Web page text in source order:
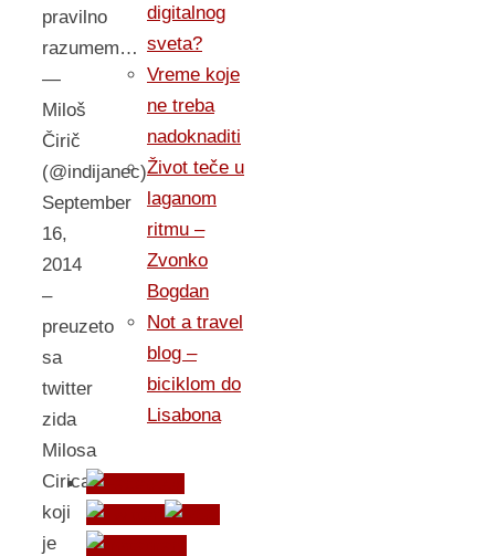
pravilno
razumem…
—
Miloš
Čirič
(@indijanec)
September
16,
2014
–
preuzeto
sa
twitter
zida
Milosa
Cirica
koji
je
digitalnog
sveta?
Vreme koje
ne treba
nadoknaditi
Život teče u
laganom
ritmu –
Zvonko
Bogdan
Not a travel
blog –
biciklom do
Lisabona